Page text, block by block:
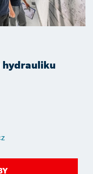
hydrauliku